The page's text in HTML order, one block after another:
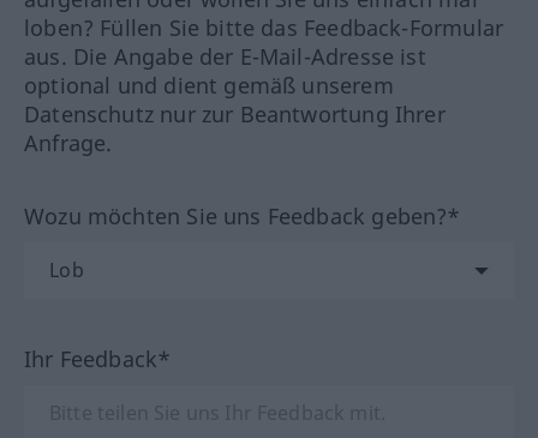
loben? Füllen Sie bitte das Feedback-Formular
aus. Die Angabe der E-Mail-Adresse ist
optional und dient gemäß unserem
Datenschutz nur zur Beantwortung Ihrer
Anfrage.
Wozu möchten Sie uns Feedback geben?*
Ihr Feedback*